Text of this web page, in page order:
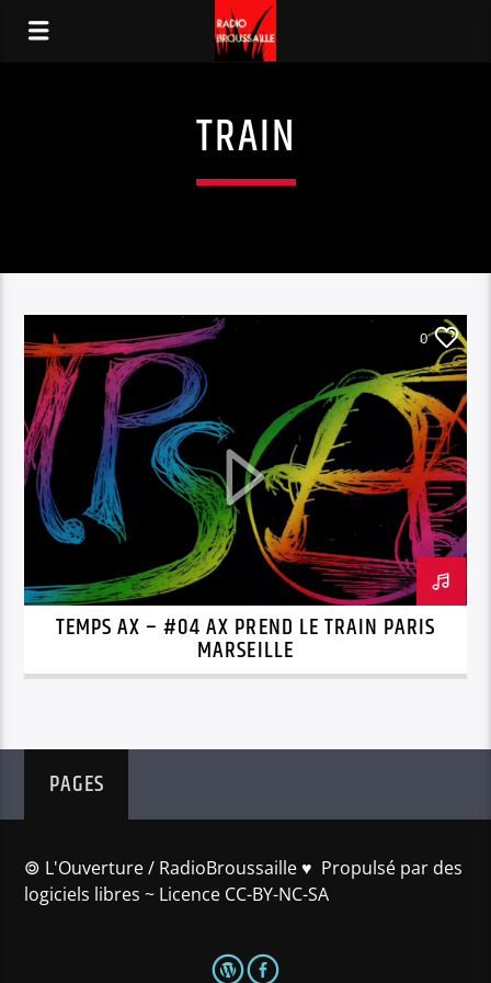
TRAIN
0
TEMPS AX – #04 AX PREND LE TRAIN PARIS
MARSEILLE
PAGES
🄯 L'Ouverture / RadioBroussaille ♥️ Propulsé par des
logiciels libres ~ Licence CC-BY-NC-SA